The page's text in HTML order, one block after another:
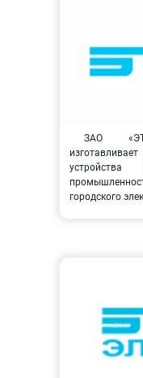
ЗАО
городского